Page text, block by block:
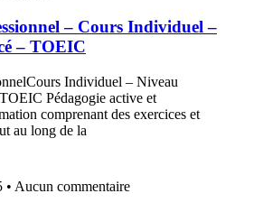
– Cours Individuel –
– TOEIC
Individuel – Niveau
Pédagogie active et
comprenant des exercices et
au long de la
Aucun commentaire